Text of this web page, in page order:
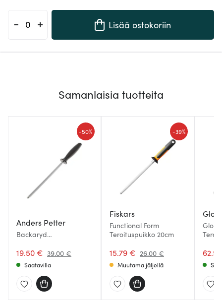
- + Lisää ostokoriin
Samanlaisia tuotteita
Anders Petter
Backaryd
19.50 € 39.00 €
-50%
Saatavilla
Fiskars
Functional Form
Teroituspuikko 20cm
15.79 € 26.00 €
-39%
Muutama jäljellä